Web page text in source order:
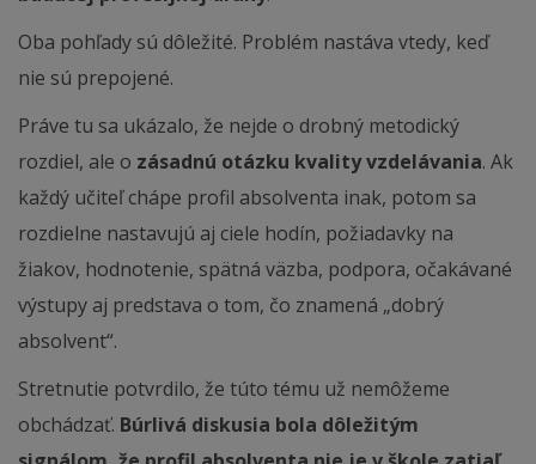
Oba pohľady sú dôležité. Problém nastáva vtedy, keď
nie sú prepojené.
Práve tu sa ukázalo, že nejde o drobný metodický
rozdiel, ale o zásadnú otázku kvality vzdelávania. Ak
každý učiteľ chápe profil absolventa inak, potom sa
rozdielne nastavujú aj ciele hodín, požiadavky na
žiakov, hodnotenie, spätná väzba, podpora, očakávané
výstupy aj predstava o tom, čo znamená „dobrý
absolvent“.
Stretnutie potvrdilo, že túto tému už nemôžeme
obchádzať. Búrlivá diskusia bola dôležitým